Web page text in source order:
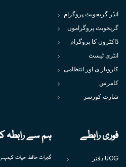
انڈر گریجویٹ پروگرام
گریجویٹ پروگراموں
ڈاکٹروں کا پروگرام
انٹری ٹیسٹ
کاروبار ی اور انتظامی
کامرس
شارٹ کورسز
فوری رابطے
UOG دفتر
ہم سے رابطہ
گجرات حافظ حیات کیمپس